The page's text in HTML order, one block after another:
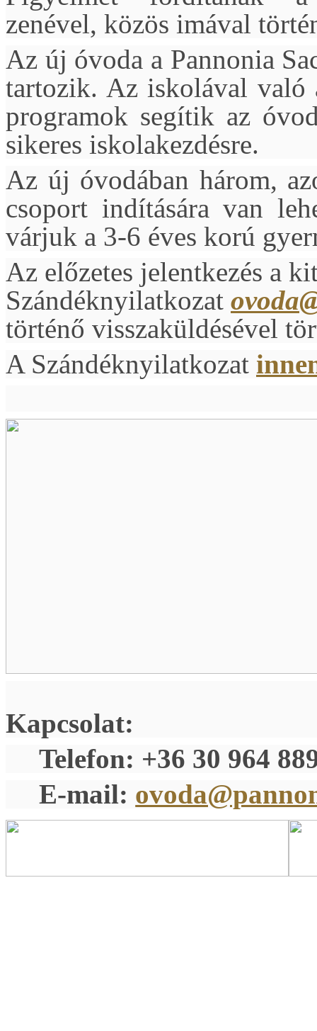
zenével, közös imával
Az új óvoda a Pannonia
tartozik. Az iskolával való
programok segítik az
sikeres iskolakezdésre.
Az új óvodában három,
csoport indítására van
várjuk a 3-6 éves korú
Az előzetes jelentkezés a
Szándéknyilatkozat
történő visszaküldésével
A Szándéknyilatkozat
Kapcsolat:
Telefon: +36 30 964
E-mail: